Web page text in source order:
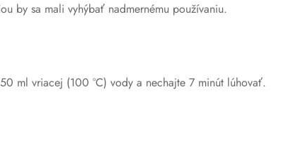
by sa mali vyhýbať nadmernému používaniu.
ml vriacej (100 °C) vody a nechajte 7 minút lúhovať.